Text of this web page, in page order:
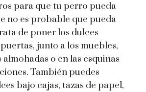
para que tu perro pueda
no es probable que pueda
de poner los dulces
junto a los muebles,
almohadas o en las esquinas
También puedes
bajo cajas, tazas de papel,